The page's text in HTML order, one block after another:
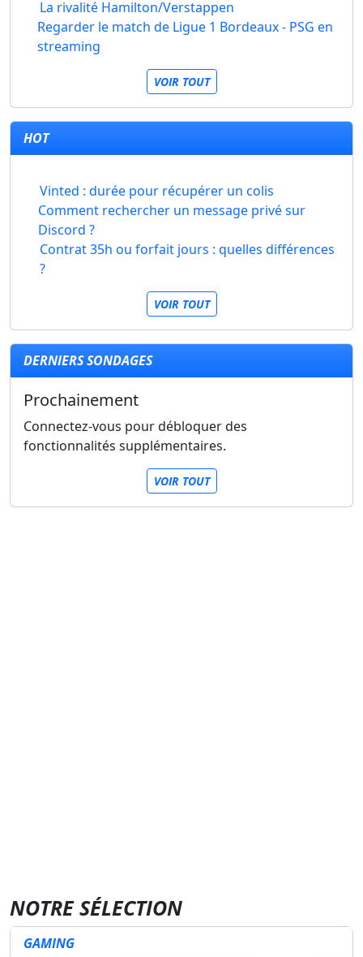
La rivalité Hamilton/Verstappen
Regarder le match de Ligue 1 Bordeaux - PSG en
streaming
VOIR TOUT
HOT
Vinted : durée pour récupérer un colis
Comment rechercher un message privé sur
Discord ?
Contrat 35h ou forfait jours : quelles différences
?
VOIR TOUT
DERNIERS SONDAGES
Prochainement
Connectez-vous pour débloquer des
fonctionnalités supplémentaires.
VOIR TOUT
NOTRE SÉLECTION
GAMING